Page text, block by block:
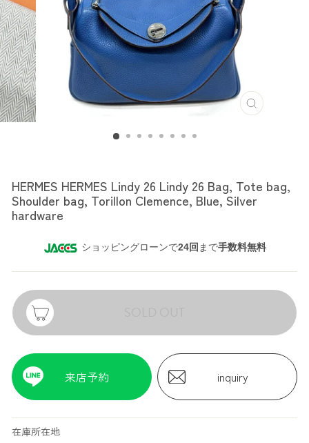
HERMES HERMES Lindy 26 Lindy 26 Bag, Tote bag,
Shoulder bag, Torillon Clemence, Blue, Silver
hardware
ショッピングローンで24回 まで手数料無料
来店予約 inquiry
在庫所在地